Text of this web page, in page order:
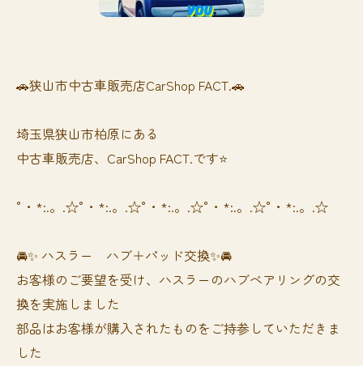
🚗狭山市中古車販売店CarShop FACT.🚗
埼玉県狭山市柏原にある
中古車販売店、CarShop FACT.です⭐️
°・*:.。.☆°・*:.。.☆°・*:.。.☆°・*:.。.☆°・*:.。.☆
🚘✨ ハスラー ハブ＋パッド交換✨🚘
お客様のご要望を受け、ハスラーのハブベアリングの交
換を実施しました
部品はお客様が購入されたものをご持参していただきま
した